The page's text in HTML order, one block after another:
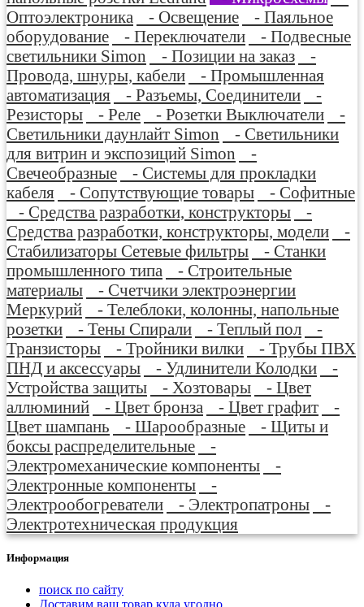
Оптоэлектроника
- Освещение
- Паяльное
оборудование
- Переключатели
- Подвесные
светильники Simon
- Позиции на заказ
-
Провода, шнуры, кабели
- Промышленная
автоматизация
- Разъемы, Соединители
-
Резисторы
- Реле - Розетки Выключатели
-
Светильники даунлайт Simon
- Светильники
для витрин и экспозиций Simon
-
Свечеобразные
- Системы для прокладки
кабеля
- Сопутствующие товары
- Софитные
- Средства разработки, конструкторы
-
Средства разработки, конструкторы, модели
-
Стабилизаторы Сетевые фильтры
- Станки
промышленного типа
- Строительные
материалы
- Счетчики электроэнергии
Меркурий
- Телеблоки, колонны, напольные
розетки
- Тены Спирали - Теплый пол
-
Транзисторы
- Тройники вилки
- Трубы ПВХ
ПНД и аксессуары
- Удлинители Колодки
-
Устройства защиты
- Хозтовары
- Цвет
аллюминий
- Цвет бронза - Цвет графит
-
Цвет шампань
- Шарообразные
- Щиты и
боксы распределительные
-
Электромеханические компоненты
-
Электронные компоненты
-
Электрообогреватели
- Электропатроны
-
Электротехническая продукция
Информация
поиск по сайту
Доставим ваш товар куда угодно